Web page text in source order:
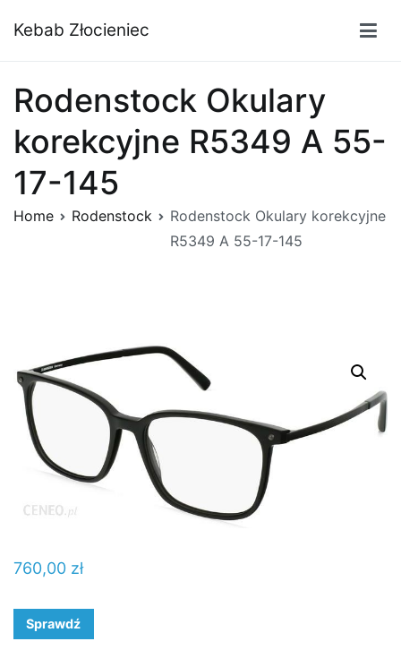
doKebab Złocieniec
Rodenstock Okulary
korekcyjne R5349 A 55-
17-145
Home Rodenstock
Rodenstock Okulary korekcyjne
R5349 A 55-17-145
760,00 zł
Sprawdź